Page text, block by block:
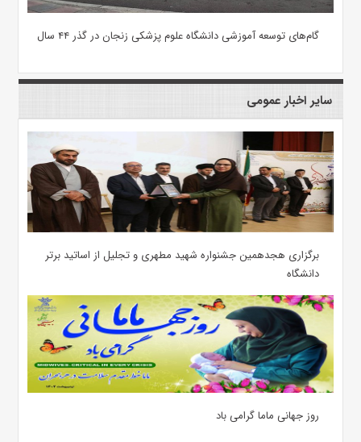
گام‌های توسعه آموزشی دانشگاه علوم پزشکی زنجان در گذر ۴۴ سال
سایر اخبار عمومی
برگزاری هجدهمین جشنواره شهید مطهری و تجلیل از اساتید برتر
دانشگاه
روز جهانی ماما گرامی باد